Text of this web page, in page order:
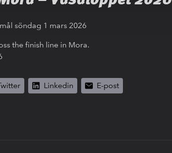
söndag 1 mars 2026
the finish line in Mora.
Linkedin E-post